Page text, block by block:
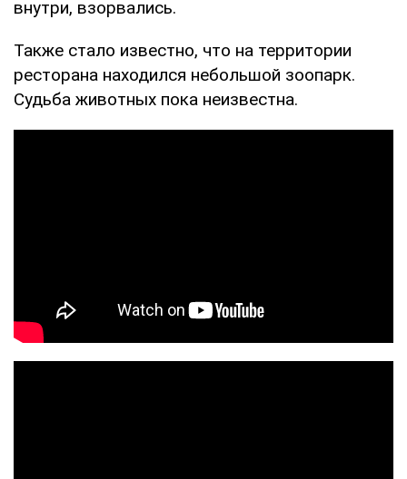
внутри, взорвались.
Также стало известно, что на территории
ресторана находился небольшой зоопарк.
Судьба животных пока неизвестна.